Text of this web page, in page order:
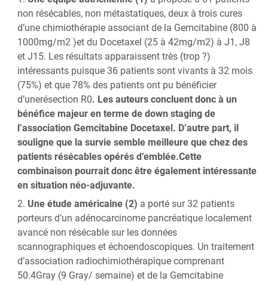
non résécables, non métastatiques, deux à trois cures
d’une chimiothérapie associant de la Gemcitabine (800 à
1000mg/m2 )et du Docetaxel (25 à 42mg/m2) à J1, J8
et J15. Les résultats apparaissent très (trop ?)
intéressants puisque 36 patients sont vivants à 32 mois
(75%) et que 78% des patients ont pu bénéficier
d’unerésection R0. Les auteurs concluent donc à un
bénéfice majeur en terme de down staging de
l’association Gemcitabine Docetaxel. D’autre part, il
souligne que la survie semble meilleure que chez des
patients résécables opérés d’emblée.Cette
combinaison pourrait donc être également intéressante
en situation néo-adjuvante.
Une étude américaine (2) a porté sur 32 patients
porteurs d’un adénocarcinome pancréatique localement
avancé non résécable sur les données
scannographiques et échoendoscopiques. Un traitement
d’association radiochimiothérapique comprenant
50.4Gray (9 Gray/ semaine) et de la Gemcitabine